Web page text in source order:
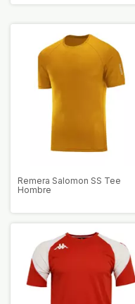
Remera Salomon SS Tee
Hombre